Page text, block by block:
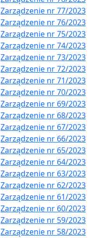
Zarządzenie nr 77/2023
Zarządzenie nr 76/2023
Zarządzenie nr 75/2023
Zarządzenie nr 74/2023
Zarządzenie nr 73/2023
Zarządzenie nr 72/2023
Zarządzenie nr 71/2023
Zarządzenie nr 70/2023
Zarządzenie nr 69/2023
Zarządzenie nr 68/2023
Zarządzenie nr 67/2023
Zarządzenie nr 66/2023
Zarządzenie nr 65/2023
Zarządzenie nr 64/2023
Zarządzenie nr 63/2023
Zarządzenie nr 62/2023
Zarządzenie nr 61/2023
Zarządzenie nr 60/2023
Zarządzenie nr 59/2023
Zarządzenie nr 58/2023